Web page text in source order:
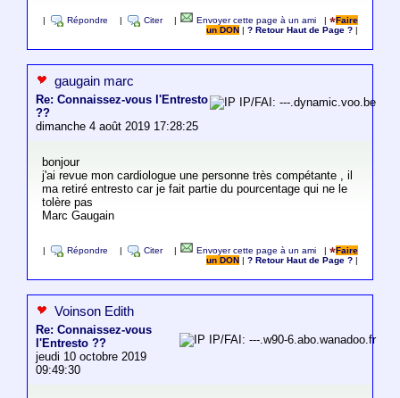
Répondre Citer Envoyer cette page à un ami |
Faire
un DON
|? Retour Haut de Page ?
gaugain marc
Re: Connaissez-vous l'Entresto
??
dimanche 4 août 2019 17:28:25
IP/FAI: ---.dynamic.voo.be
bonjour
j'ai revue mon cardiologue une personne très compétante , il
ma retiré entresto car je fait partie du pourcentage qui ne le
tolère pas
Marc Gaugain
Répondre Citer Envoyer cette page à un ami |
Faire
un DON
|? Retour Haut de Page ?
Voinson Edith
Re: Connaissez-vous
l'Entresto ??
jeudi 10 octobre 2019
09:49:30
IP/FAI: ---.w90-6.abo.wanadoo.fr